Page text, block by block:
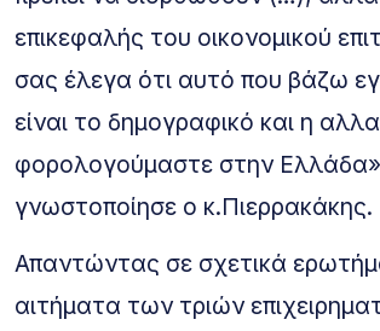
επικεφαλής του οικονομικού
σας έλεγα ότι αυτό που βάζω
είναι το δημογραφικό και η
φορολογούμαστε στην Ελλάδα»
γνωστοποίησε ο κ.Πιερρακάκης.
Απαντώντας σε σχετικά
αιτήματα των τριών